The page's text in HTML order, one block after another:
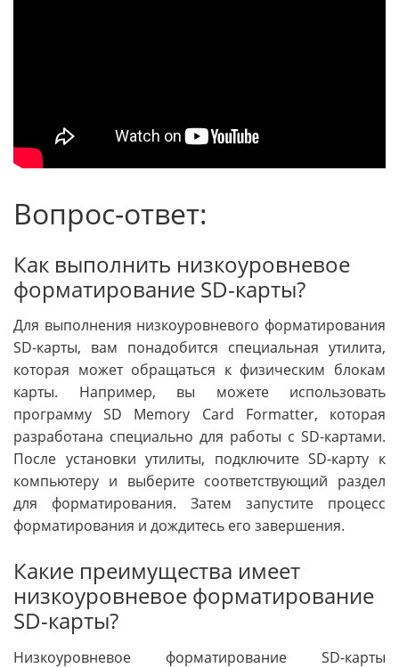
Вопрос-ответ:
Как выполнить низкоуровневое
форматирование SD-карты?
Для выполнения низкоуровневого форматирования
SD-карты, вам понадобится специальная утилита,
которая может обращаться к физическим блокам
карты. Например, вы можете использовать
программу SD Memory Card Formatter, которая
разработана специально для работы с SD-картами.
После установки утилиты, подключите SD-карту к
компьютеру и выберите соответствующий раздел
для форматирования. Затем запустите процесс
форматирования и дождитесь его завершения.
Какие преимущества имеет
низкоуровневое форматирование
SD-карты?
Низкоуровневое форматирование SD-карты